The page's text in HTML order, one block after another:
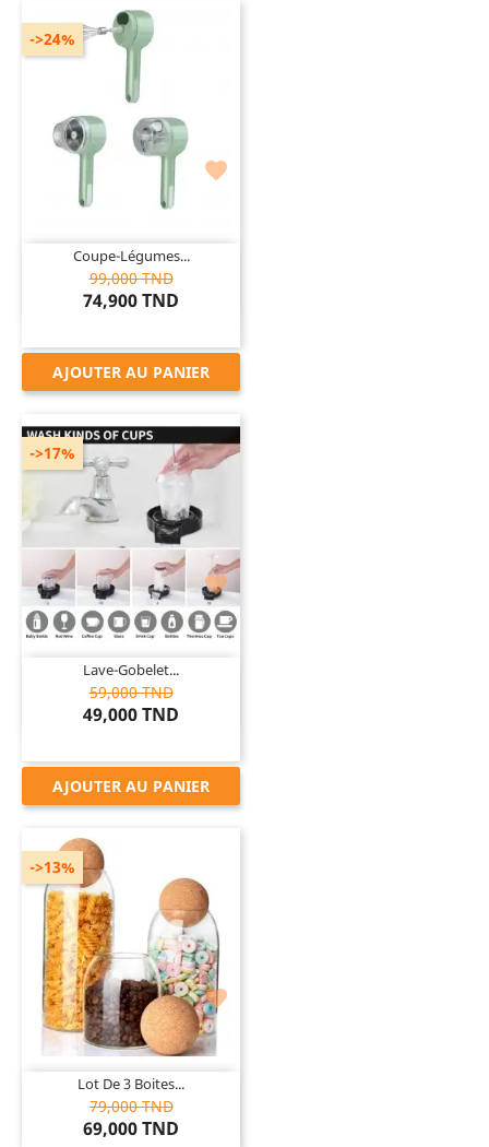

Coupe-Légumes...
99,000 TND
74,900 TND
->24%
AJOUTER AU PANIER

Lave-Gobelet...
59,000 TND
49,000 TND
->17%
AJOUTER AU PANIER

Lot De 3 Boites...
79,000 TND
69,000 TND
->13%